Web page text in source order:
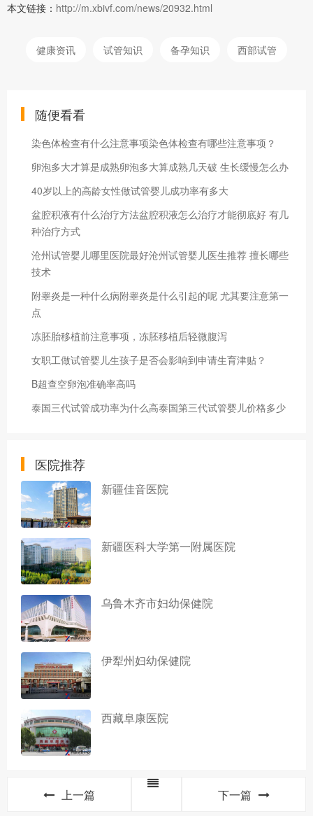
本文链接： http://m.xbivf.com/news/20932.html
健康资讯 试管知识 备孕知识 西部试管
随便看看
染色体检查有什么注意事项染色体检查有哪些注意事项？
卵泡多大才算是成熟卵泡多大算成熟几天破 生长缓慢怎么办
40岁以上的高龄女性做试管婴儿成功率有多大
盆腔积液有什么治疗方法盆腔积液怎么治疗才能彻底好 有几
种治疗方式
沧州试管婴儿哪里医院最好沧州试管婴儿医生推荐 擅长哪些
技术
附睾炎是一种什么病附睾炎是什么引起的呢 尤其要注意第一
点
冻胚胎移植前注意事项，冻胚移植后轻微腹泻
女职工做试管婴儿生孩子是否会影响到申请生育津贴？
B超查空卵泡准确率高吗
泰国三代试管成功率为什么高泰国第三代试管婴儿价格多少
医院推荐
新疆佳音医院
新疆医科大学第一附属医院
乌鲁木齐市妇幼保健院
伊犁州妇幼保健院
西藏阜康医院
上一篇 下一篇